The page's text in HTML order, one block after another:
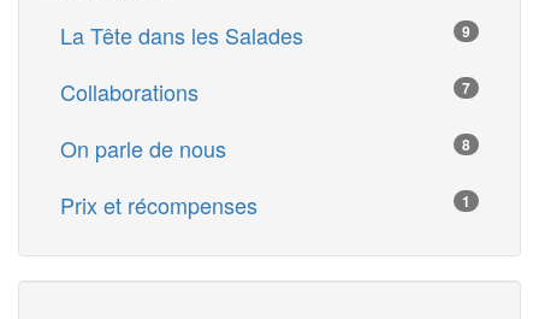
9
La Tête dans les Salades
7
Collaborations
8
On parle de nous
1
Prix et récompenses